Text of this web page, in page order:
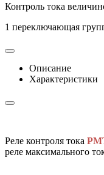
Контроль тока
1 переключающая
Описание
Характеристики
Реле контроля тока
реле максимального